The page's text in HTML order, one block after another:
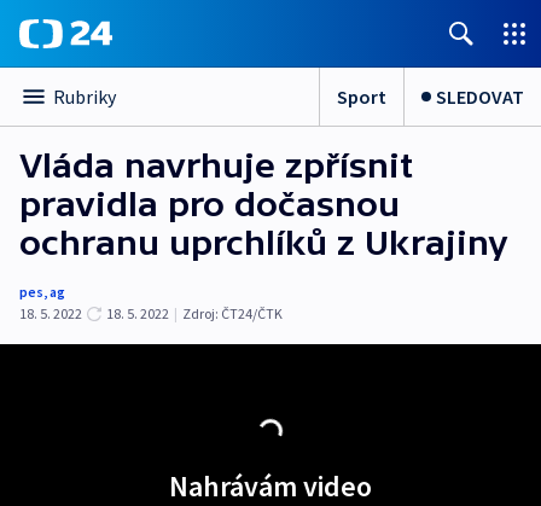
Rubriky Sport SLEDOVAT
Vláda navrhuje zpřísnit
pravidla pro dočasnou
ochranu uprchlíků z Ukrajiny
pes,ag
18. 5. 2022
18. 5. 2022 | Zdroj: ČT24/ČTK
Nahrávám video